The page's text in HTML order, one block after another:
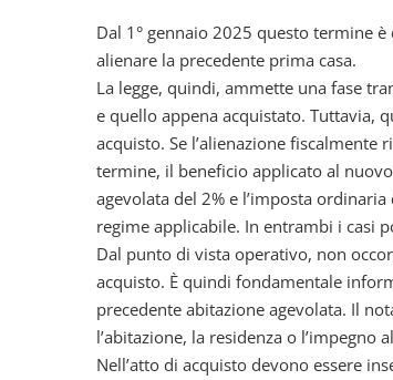
Dal 1° gennaio 2025 questo termine
alienare la precedente prima casa.
La legge, quindi, ammette una fase
e quello appena acquistato. Tuttavia,
acquisto. Se l’alienazione
termine, il beneficio applicato al
agevolata del 2% e l’imposta
regime applicabile. In entrambi i casi
Dal punto di vista operativo, non
acquisto. È quindi fondamentale
precedente abitazione agevolata. Il
l’abitazione, la residenza o
Nell’atto di acquisto devono essere